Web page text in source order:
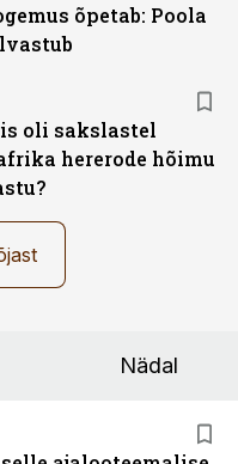
õpetab: Poola
oli sakslastel
hererode hõimu
Nädal